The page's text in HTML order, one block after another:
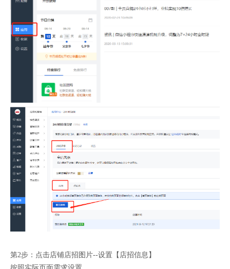
第2步：点击店铺店招图片--设置【店招信息】